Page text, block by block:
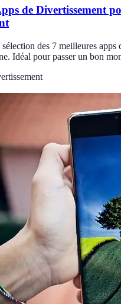
de Divertissement
des 7 meilleures apps
Idéal pour passer un bon